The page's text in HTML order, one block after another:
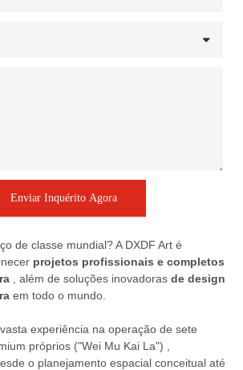
Enviar Inquérito Agora
de classe mundial? A DXDF Art é
projetos profissionais e completos
, além de soluções inovadoras de design
em todo o mundo.
experiência na operação de sete
próprios ("Wei Mu Kai La")
o planejamento espacial conceitual até